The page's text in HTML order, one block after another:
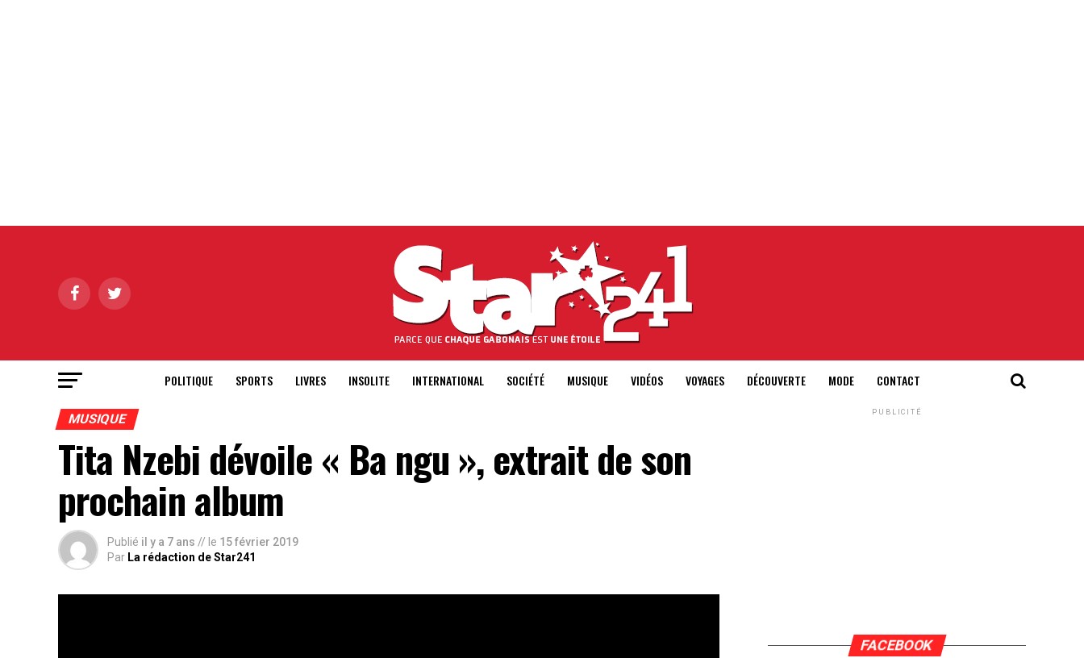
POLITIQUE SPORTS LIVRES INSOLITE INTERNATIONAL SOCIÉTÉ MUSIQUE VIDÉOS VOYAGES DÉCOUVERTE MODE CONTACT
MUSIQUE
Tita Nzebi dévoile « Ba ngu », extrait de son
prochain album
Publié il y a 7 ans // le 15 février 2019
Par La rédaction de Star241
PUBLICITÉ
FACEBOOK